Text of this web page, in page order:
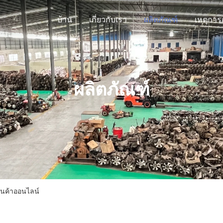
บ้าน เกี่ยวกับเรา ผลิตภัณฑ์
ผลิตภัณฑ์
นค้าออนไลน์